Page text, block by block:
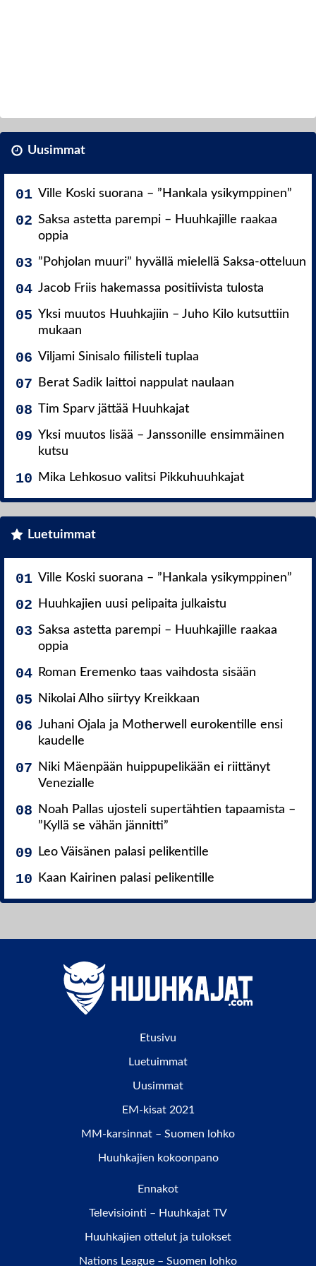
Uusimmat
Ville Koski suorana – ”Hankala ysikymppinen”
Saksa astetta parempi – Huuhkajille raakaa
oppia
”Pohjolan muuri” hyvällä mielellä Saksa-otteluun
Jacob Friis hakemassa positiivista tulosta
Yksi muutos Huuhkajiin – Juho Kilo kutsuttiin
mukaan
Viljami Sinisalo fiilisteli tuplaa
Berat Sadik laittoi nappulat naulaan
Tim Sparv jättää Huuhkajat
Yksi muutos lisää – Janssonille ensimmäinen
kutsu
Mika Lehkosuo valitsi Pikkuhuuhkajat
Luetuimmat
Ville Koski suorana – ”Hankala ysikymppinen”
Huuhkajien uusi pelipaita julkaistu
Saksa astetta parempi – Huuhkajille raakaa
oppia
Roman Eremenko taas vaihdosta sisään
Nikolai Alho siirtyy Kreikkaan
Juhani Ojala ja Motherwell eurokentille ensi
kaudelle
Niki Mäenpään huippupelikään ei riittänyt
Venezialle
Noah Pallas ujosteli supertähtien tapaamista –
”Kyllä se vähän jännitti”
Leo Väisänen palasi pelikentille
Kaan Kairinen palasi pelikentille
Etusivu
Luetuimmat
Uusimmat
EM-kisat 2021
MM-karsinnat – Suomen lohko
Huuhkajien kokoonpano
Ennakot
Televisiointi – Huuhkajat TV
Huuhkajien ottelut ja tulokset
Nations League – Suomen lohko